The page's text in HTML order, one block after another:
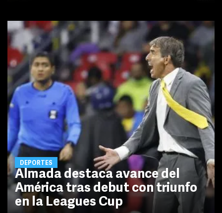
DEPORTES
Almada destaca avance del
América tras debut con triunfo
en la Leagues Cup